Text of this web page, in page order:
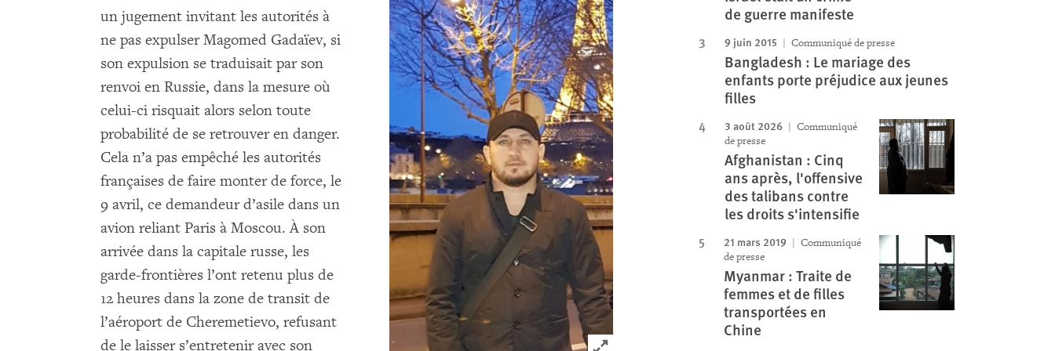
Click to expand Image
un jugement invitant les autorités à
ne pas expulser Magomed Gadaïev, si
son expulsion se traduisait par son
renvoi en Russie, dans la mesure où
celui-ci risquait alors selon toute
probabilité de se retrouver en danger.
Cela n’a pas empêché les autorités
françaises de faire monter de force, le
9 avril, ce demandeur d’asile dans un
avion reliant Paris à Moscou. À son
arrivée dans la capitale russe, les
garde-frontières l’ont retenu plus de
12 heures dans la zone de transit de
l’aéroport de Cheremetievo, refusant
de le laisser s’entretenir avec son
de guerre manifeste
9 juin 2015 Communiqué de presse
Bangladesh : Le mariage des
enfants porte préjudice aux jeunes
filles
3 août 2026
Communiqué
de presse
Afghanistan : Cinq
ans après, l'offensive
des talibans contre
les droits s'intensifie
21 mars 2019
Communiqué
de presse
Myanmar : Traite de
femmes et de filles
transportées en
Chine